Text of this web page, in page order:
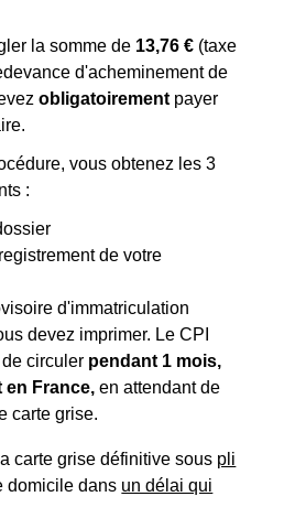
la somme de 13,76 € (taxe
d'acheminement de
obligatoirement payer
vous obtenez les 3
:
de votre
d'immatriculation
devez imprimer. Le CPI
circuler pendant 1 mois,
en France, en attendant de
carte grise.
carte grise définitive sous pli
domicile dans un délai qui